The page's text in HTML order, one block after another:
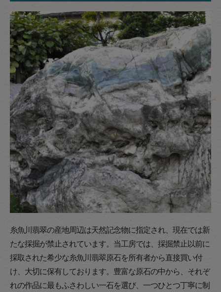
糸魚川翡翠の産地周辺は天然記念物に指定され、現在では新
たな採掘が禁止されています。当工房では、採掘禁止以前に
採取された希少な糸魚川翡翠原石を所有者から直接買い付
け、大切に保有しております。豊富な原石の中から、それぞ
れの作品に最もふさわしい一石を選び、一つひとつ丁寧に制